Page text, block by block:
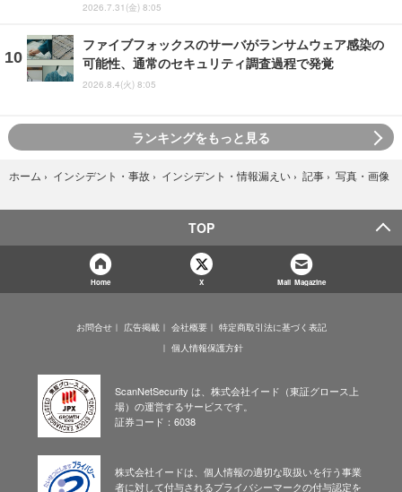
2026.7.31(金) 8:05
ファイブフォックスのサーバがランサムウェア感染の
可能性、通常のセキュリティ調査過程で発覚
2026.8.4(火) 8:05
ランキングをもっと見る
ホーム › インシデント・事故 › インシデント・情報漏えい › 記事 › 写真・画像
TOP
Home X Mail Magazine
お問合せ 広告掲載 会社概要
特定商取引法に基づく表記
個人情報保護方針
ScanNetSecurity は、株式会社イード（東証グロース上
場）の運営するサービスです。
証券コード：6038
株式会社イードは、個人情報の適切な取扱いを行う事業
者に対して付与されるプライバシーマークの付与認定を